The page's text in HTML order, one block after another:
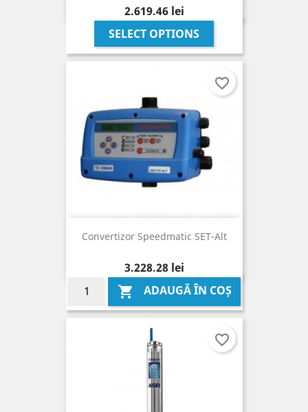
Pret
2.619,46 lei
SELECT OPTIONS
Convertizor Speedmatic SET-Alt
Pret
3.228,28 lei
 ADAUGĂ ÎN COȘ
favorite_border
favorite_border